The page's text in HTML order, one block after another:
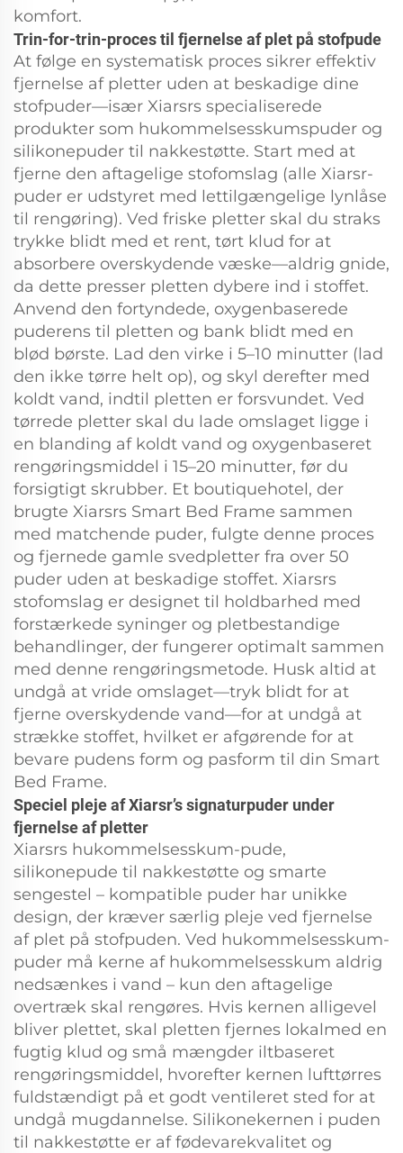
komfort.
Trin-for-trin-proces til fjernelse af plet på stofpude
At følge en systematisk proces sikrer effektiv
fjernelse af pletter uden at beskadige dine
stofpuder—især Xiarsrs specialiserede
produkter som hukommelsesskumspuder og
silikonepuder til nakkestøtte. Start med at
fjerne den aftagelige stofomslag (alle Xiarsr-
puder er udstyret med lettilgængelige lynlåse
til rengøring). Ved friske pletter skal du straks
trykke blidt med et rent, tørt klud for at
absorbere overskydende væske—aldrig gnide,
da dette presser pletten dybere ind i stoffet.
Anvend den fortyndede, oxygenbaserede
puderens til pletten og bank blidt med en
blød børste. Lad den virke i 5–10 minutter (lad
den ikke tørre helt op), og skyl derefter med
koldt vand, indtil pletten er forsvundet. Ved
tørrede pletter skal du lade omslaget ligge i
en blanding af koldt vand og oxygenbaseret
rengøringsmiddel i 15–20 minutter, før du
forsigtigt skrubber. Et boutiquehotel, der
brugte Xiarsrs Smart Bed Frame sammen
med matchende puder, fulgte denne proces
og fjernede gamle svedpletter fra over 50
puder uden at beskadige stoffet. Xiarsrs
stofomslag er designet til holdbarhed med
forstærkede syninger og pletbestandige
behandlinger, der fungerer optimalt sammen
med denne rengøringsmetode. Husk altid at
undgå at vride omslaget—tryk blidt for at
fjerne overskydende vand—for at undgå at
strække stoffet, hvilket er afgørende for at
bevare pudens form og pasform til din Smart
Bed Frame.
Speciel pleje af Xiarsr’s signaturpuder under
fjernelse af pletter
Xiarsrs hukommelsesskum-pude,
silikonepude til nakkestøtte og smarte
sengestel – kompatible puder har unikke
design, der kræver særlig pleje ved fjernelse
af plet på stofpuden. Ved hukommelsesskum-
puder må kerne af hukommelsesskum aldrig
nedsænkes i vand – kun den aftagelige
overtræk skal rengøres. Hvis kernen alligevel
bliver plettet, skal pletten fjernes lokalmed en
fugtig klud og små mængder iltbaseret
rengøringsmiddel, hvorefter kernen lufttørres
fuldstændigt på et godt ventileret sted for at
undgå mugdannelse. Silikonekernen i puden
til nakkestøtte er af fødevarekvalitet og